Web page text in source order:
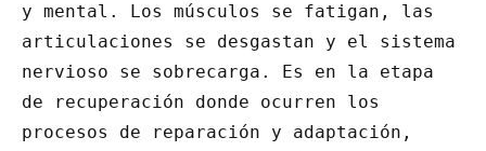
y mental. Los músculos se fatigan, las
articulaciones se desgastan y el sistema
nervioso se sobrecarga. Es en la etapa
de recuperación donde ocurren los
procesos de reparación y adaptación,